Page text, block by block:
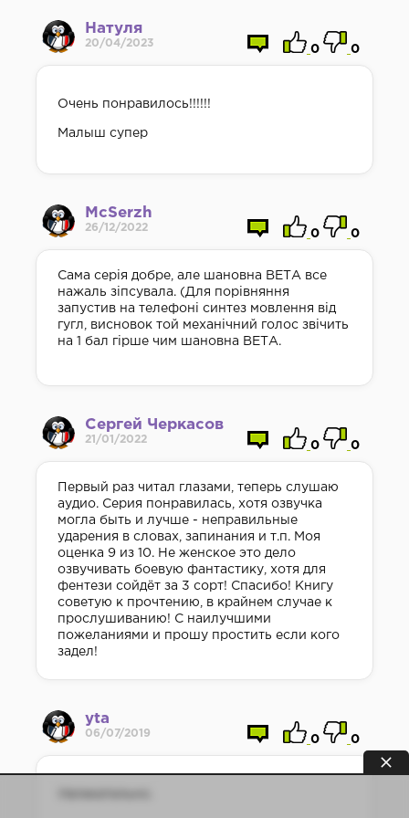
Натуля
20/04/2023
0 0
Очень понравилось!!!!!!
Малыш супер
McSerzh
26/12/2022
0 0
Сама серія добре, але шановна ВЕТА все
нажаль зіпсувала. (Для порівняння
запустив на телефоні синтез мовлення від
гугл, висновок той механічний голос звічить
на 1 бал гірше чим шановна ВЕТА.
Сергей Черкасов
21/01/2022
0 0
Первый раз читал глазами, теперь слушаю
аудио. Серия понравилась, хотя озвучка
могла быть и лучше - неправильные
ударения в словах, запинания и т.п. Моя
оценка 9 из 10. Не женское это дело
озвучивать боевую фантастику, хотя для
фентези сойдёт за 3 сорт! Спасибо! Книгу
советую к прочтению, в крайнем случае к
прослушиванию! С наилучшими
пожеланиями и прошу простить если кого
задел!
yta
06/07/2019
0 0